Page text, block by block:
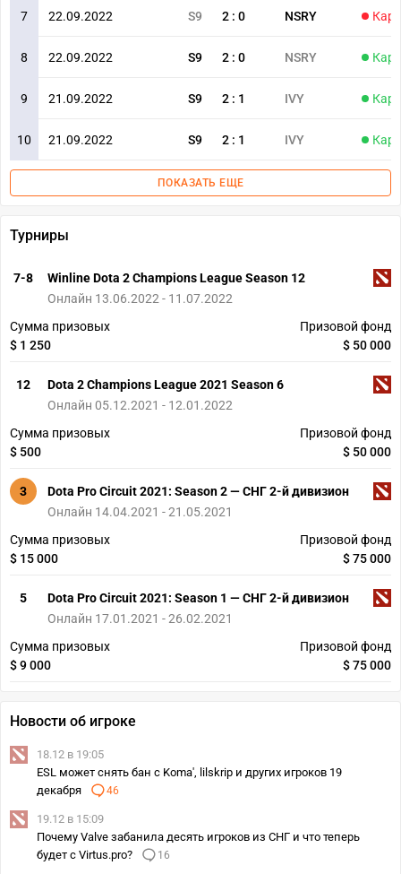
7 22.09.2022 S9 NSRY
2 : 0
8 22.09.2022 S9 NSRY
2 : 0
9 21.09.2022 S9 IVY
2 : 1
10 21.09.2022 S9 IVY
2 : 1
ПОКАЗАТЬ ЕЩЕ
Турниры
7-8
Winline Dota 2 Champions League Season 12
Онлайн 13.06.2022 - 11.07.2022
Сумма призовых
$ 1 250
Призовой фонд
$ 50 000
12
Dota 2 Champions League 2021 Season 6
Онлайн 05.12.2021 - 12.01.2022
Сумма призовых
$ 500
Призовой фонд
$ 50 000
3
Dota Pro Circuit 2021: Season 2 — СНГ 2-й дивизион
Онлайн 14.04.2021 - 21.05.2021
Сумма призовых
$ 15 000
Призовой фонд
$ 75 000
5
Dota Pro Circuit 2021: Season 1 — СНГ 2-й дивизион
Онлайн 17.01.2021 - 26.02.2021
Сумма призовых
$ 9 000
Призовой фонд
$ 75 000
Новости об игроке
18.12 в 19:05
ESL может снять бан с Koma', lilskrip и других игроков 19
декабря
46
19.12 в 15:09
Почему Valve забанила десять игроков из СНГ и что теперь
будет с Virtus.pro?
16